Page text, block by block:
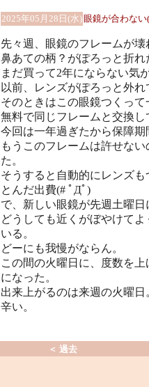
2025年05月28日(水) 眼鏡が合わない
先々週、眼鏡のフレームが壊
鼻あての柄？がぽろっと折れ
まだ買って2年にならない気
以前、レンズがぽろっと外
そのときはこの眼鏡つくっ
無料で同じフレームと交換し
今回は一年過ぎたから保障
もうこのフレームは許せな
た。
そうすると自動的にレンズ
とんだ出費(# ﾟДﾟ)
で、新しい眼鏡が先週土曜
どうしても近くがぼやけて
いる。
どーにも我慢がならん。
この間の火曜日に、度数を
になった。
出来上がるのは来週の火曜日
辛い。
＜ 過去